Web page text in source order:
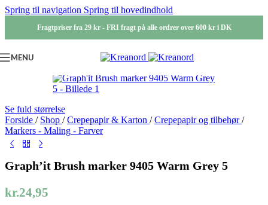
Spring til navigation Spring til hovedindhold
Fragtpriser fra 29 kr - FRI fragt på alle ordrer over 600 kr i DK
MENU
Se fuld størrelse
Forside / Shop / Crepepapir & Karton / Crepepapir og tilbehør/
Markers - Maling - Farver
Graph’it Brush marker 9405 Warm Grey 5
kr.24,95